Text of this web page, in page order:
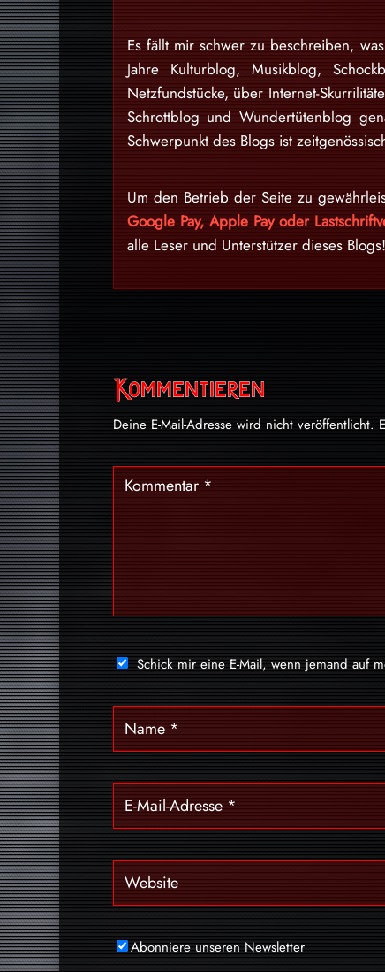
Es fällt mir schwer zu beschreiben,
Jahre Kulturblog, Musikblog,
Netzfundstücke, über Internet-
Schrottblog und Wundertütenblog
Schwerpunkt des Blogs ist
Um den Betrieb der Seite zu
Google Pay, Apple Pay oder
alle Leser und Unterstützer dieses Blogs!
Kommentieren
Deine E-Mail-Adresse wird nicht veröffentlicht.
Schick mir eine E-Mail, wenn jemand auf
Abonniere unseren Newsletter